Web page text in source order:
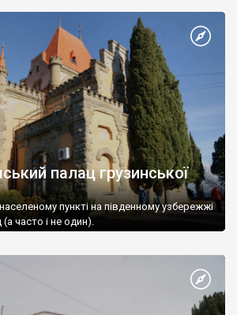
палац грузинської
пункті на південному узбережжі
часто і не один).